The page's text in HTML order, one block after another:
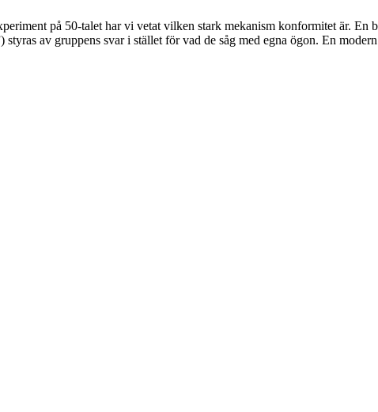
på 50-talet har vi vetat vilken stark mekanism konformitet är.
styras av gruppens svar i stället för vad de såg med egna ögon. En